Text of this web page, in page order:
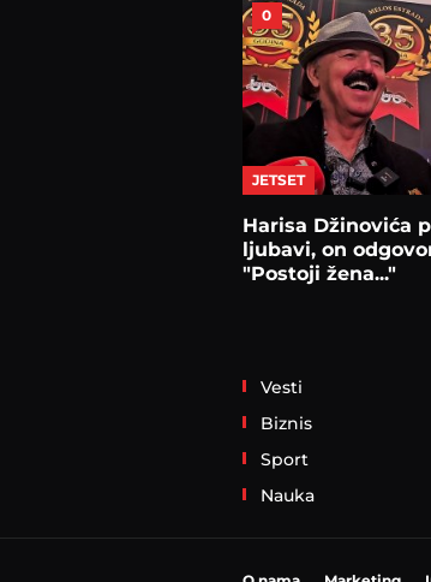
0
JETSET
Harisa Džinovića
ljubavi, on
"Postoji žena..."
Vesti
Biznis
Sport
Nauka